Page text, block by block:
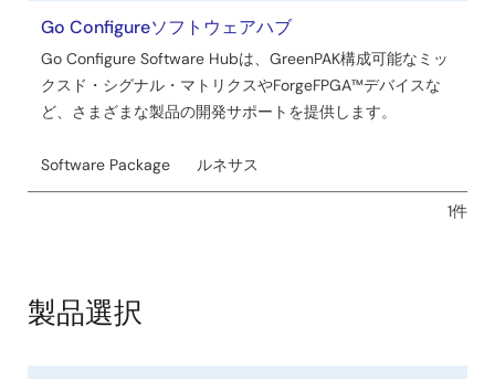
ル
名
Go Configureソフトウェアハブ
Go Configure Software Hubは、GreenPAK構成可能なミッ
クスド・シグナル・マトリクスやForgeFPGA™デバイスな
ど、さまざまな製品の開発サポートを提供します。
Software Package ルネサス
1件
製品選択